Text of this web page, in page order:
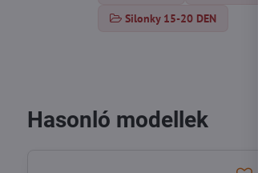
Silonky 15-20 DEN
Hasonló modellek